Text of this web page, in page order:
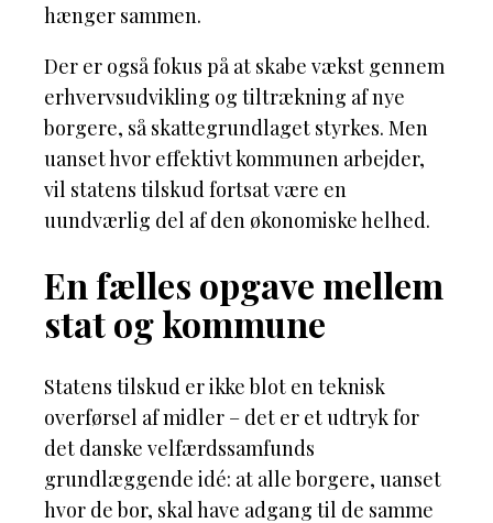
hænger sammen.
Der er også fokus på at skabe vækst gennem
erhvervsudvikling og tiltrækning af nye
borgere, så skattegrundlaget styrkes. Men
uanset hvor effektivt kommunen arbejder,
vil statens tilskud fortsat være en
uundværlig del af den økonomiske helhed.
En fælles opgave mellem
stat og kommune
Statens tilskud er ikke blot en teknisk
overførsel af midler – det er et udtryk for
det danske velfærdssamfunds
grundlæggende idé: at alle borgere, uanset
hvor de bor, skal have adgang til de samme